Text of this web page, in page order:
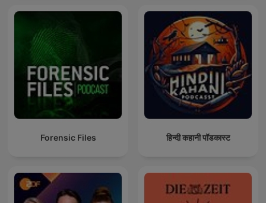
Forensic Files हिन्दी कहानी पॉडकास्ट